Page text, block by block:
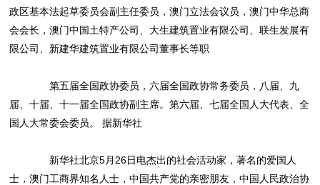
政区基本法起草委员会副主任委员，澳门立法会议员，澳门中华总商
会会长，澳门中国土特产公司、大生建筑置业有限公司、联生发展有
限公司、新建华建筑置业有限公司董事长等职
第五届全国政协委员，六届全国政协常务委员，八届、九
届、十届、十一届全国政协副主席。第六届、七届全国人大代表、全
国人大常委会委员。 据新华社
新华社北京5月26日电杰出的社会活动家，著名的爱国人
士，澳门工商界知名人士，中国共产党的亲密朋友，中国人民政治协